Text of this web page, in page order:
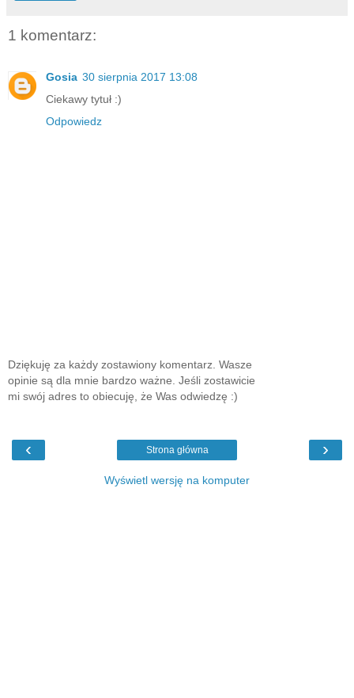
1 komentarz:
Gosia 30 sierpnia 2017 13:08
Ciekawy tytuł :)
Odpowiedz
Dziękuję za każdy zostawiony komentarz. Wasze
opinie są dla mnie bardzo ważne. Jeśli zostawicie
mi swój adres to obiecuję, że Was odwiedzę :)
‹ ›
Strona główna
Wyświetl wersję na komputer